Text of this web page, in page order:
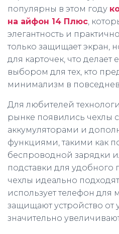
популярны в этом году
на айфон 14 Плюс,
элегантность и
только защищает экран,
для карточек, что делает
выбором для тех, кто
минимализм в
Для любителей
рынке появились чехлы
аккумуляторами и
функциями, такими как
беспроводной зарядки
подставки для удобного
чехлы идеально подходят
использует телефон для
защищают устройство от
значительно